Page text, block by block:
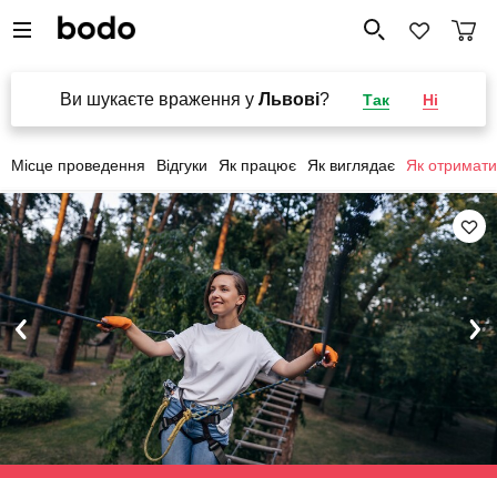
Ви шукаєте враження у Львові? Так Ні
Місце проведення Відгуки Як працює Як виглядає Як отримати